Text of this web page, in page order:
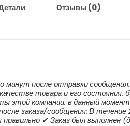
Отзывы (0)
минут после отправки
товара и его состояния.
этой компании. в данный
заказа/сообщения: В течение
правильно ✔ Заказ был выполнен